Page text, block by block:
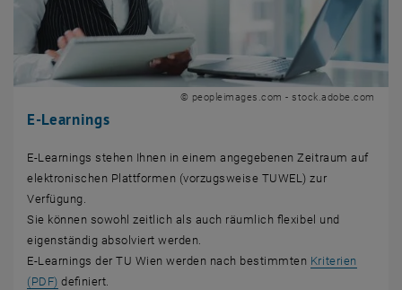
E-Learnings
© peopleimages.com - stock.adobe.com
E-Learnings stehen Ihnen in einem angegebenen Zeitraum auf
elektronischen Plattformen (vorzugsweise TUWEL) zur
Verfügung.
Sie können sowohl zeitlich als auch räumlich flexibel und
eigenständig absolviert werden.
E-Learnings der TU Wien werden nach bestimmten Kriterien
(PDF), öffnet in einem neuen Fenster
definiert.